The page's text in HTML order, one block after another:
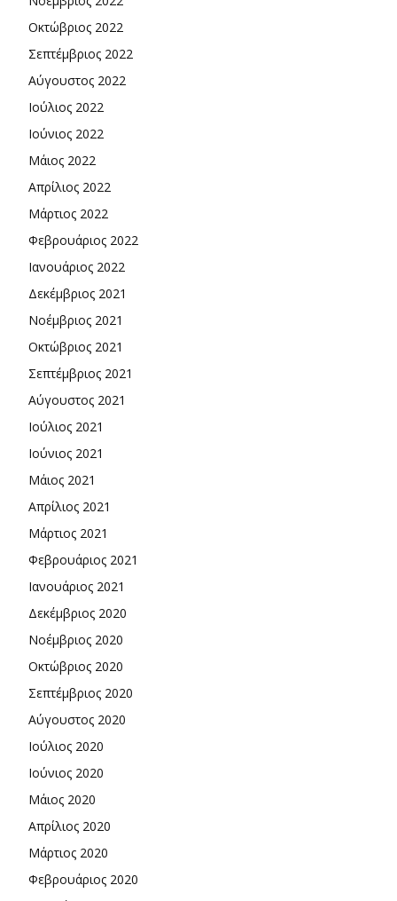
Οκτώβριος 2022
Σεπτέμβριος 2022
Αύγουστος 2022
Ιούλιος 2022
Ιούνιος 2022
Μάιος 2022
Απρίλιος 2022
Μάρτιος 2022
Φεβρουάριος 2022
Ιανουάριος 2022
Δεκέμβριος 2021
Νοέμβριος 2021
Οκτώβριος 2021
Σεπτέμβριος 2021
Αύγουστος 2021
Ιούλιος 2021
Ιούνιος 2021
Μάιος 2021
Απρίλιος 2021
Μάρτιος 2021
Φεβρουάριος 2021
Ιανουάριος 2021
Δεκέμβριος 2020
Νοέμβριος 2020
Οκτώβριος 2020
Σεπτέμβριος 2020
Αύγουστος 2020
Ιούλιος 2020
Ιούνιος 2020
Μάιος 2020
Απρίλιος 2020
Μάρτιος 2020
Φεβρουάριος 2020